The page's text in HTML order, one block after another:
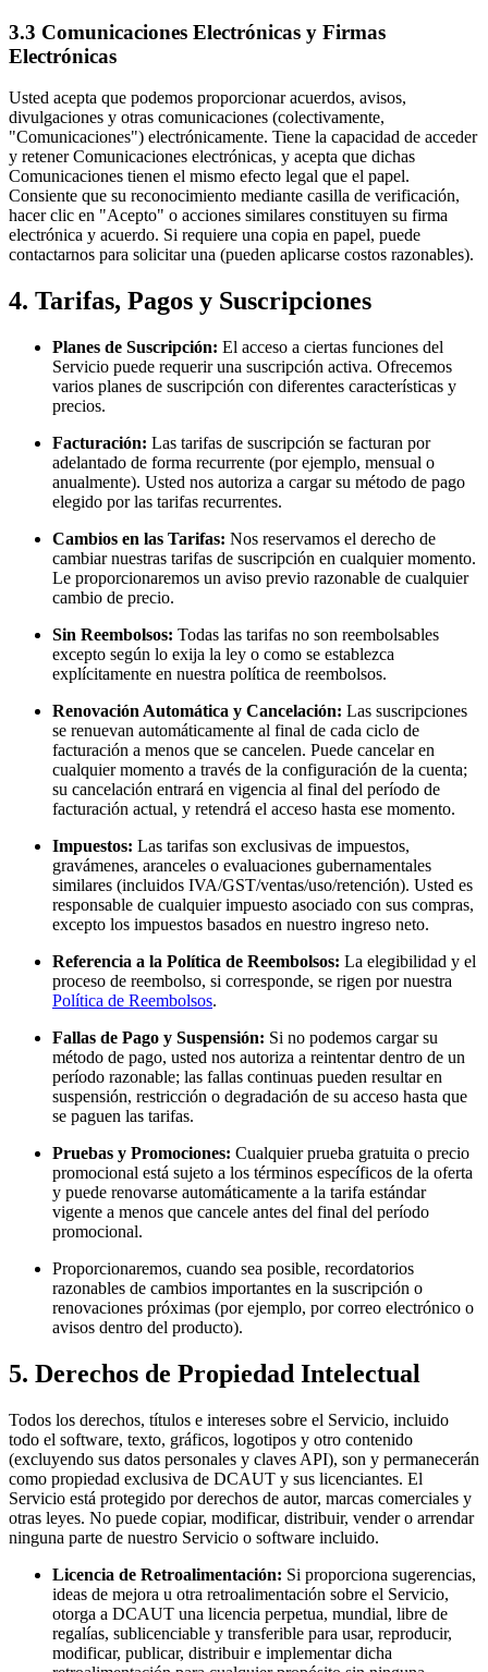
3.3 Comunicaciones Electrónicas y Firmas
Electrónicas
Usted acepta que podemos proporcionar acuerdos, avisos,
divulgaciones y otras comunicaciones (colectivamente,
"Comunicaciones") electrónicamente. Tiene la capacidad de acceder
y retener Comunicaciones electrónicas, y acepta que dichas
Comunicaciones tienen el mismo efecto legal que el papel.
Consiente que su reconocimiento mediante casilla de verificación,
hacer clic en "Acepto" o acciones similares constituyen su firma
electrónica y acuerdo. Si requiere una copia en papel, puede
contactarnos para solicitar una (pueden aplicarse costos razonables).
4. Tarifas, Pagos y Suscripciones
Planes de Suscripción: El acceso a ciertas funciones del
Servicio puede requerir una suscripción activa. Ofrecemos
varios planes de suscripción con diferentes características y
precios.
Facturación: Las tarifas de suscripción se facturan por
adelantado de forma recurrente (por ejemplo, mensual o
anualmente). Usted nos autoriza a cargar su método de pago
elegido por las tarifas recurrentes.
Cambios en las Tarifas: Nos reservamos el derecho de
cambiar nuestras tarifas de suscripción en cualquier momento.
Le proporcionaremos un aviso previo razonable de cualquier
cambio de precio.
Sin Reembolsos: Todas las tarifas no son reembolsables
excepto según lo exija la ley o como se establezca
explícitamente en nuestra política de reembolsos.
Renovación Automática y Cancelación: Las suscripciones
se renuevan automáticamente al final de cada ciclo de
facturación a menos que se cancelen. Puede cancelar en
cualquier momento a través de la configuración de la cuenta;
su cancelación entrará en vigencia al final del período de
facturación actual, y retendrá el acceso hasta ese momento.
Impuestos: Las tarifas son exclusivas de impuestos,
gravámenes, aranceles o evaluaciones gubernamentales
similares (incluidos IVA/GST/ventas/uso/retención). Usted es
responsable de cualquier impuesto asociado con sus compras,
excepto los impuestos basados en nuestro ingreso neto.
Referencia a la Política de Reembolsos: La elegibilidad y el
proceso de reembolso, si corresponde, se rigen por nuestra
Política de Reembolsos.
Fallas de Pago y Suspensión: Si no podemos cargar su
método de pago, usted nos autoriza a reintentar dentro de un
período razonable; las fallas continuas pueden resultar en
suspensión, restricción o degradación de su acceso hasta que
se paguen las tarifas.
Pruebas y Promociones: Cualquier prueba gratuita o precio
promocional está sujeto a los términos específicos de la oferta
y puede renovarse automáticamente a la tarifa estándar
vigente a menos que cancele antes del final del período
promocional.
Proporcionaremos, cuando sea posible, recordatorios
razonables de cambios importantes en la suscripción o
renovaciones próximas (por ejemplo, por correo electrónico o
avisos dentro del producto).
5. Derechos de Propiedad Intelectual
Todos los derechos, títulos e intereses sobre el Servicio, incluido
todo el software, texto, gráficos, logotipos y otro contenido
(excluyendo sus datos personales y claves API), son y permanecerán
como propiedad exclusiva de DCAUT y sus licenciantes. El
Servicio está protegido por derechos de autor, marcas comerciales y
otras leyes. No puede copiar, modificar, distribuir, vender o arrendar
ninguna parte de nuestro Servicio o software incluido.
Licencia de Retroalimentación: Si proporciona sugerencias,
ideas de mejora u otra retroalimentación sobre el Servicio,
otorga a DCAUT una licencia perpetua, mundial, libre de
regalías, sublicenciable y transferible para usar, reproducir,
modificar, publicar, distribuir e implementar dicha